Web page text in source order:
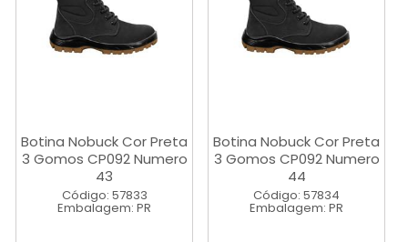
Botina Nobuck Cor Preta
3 Gomos CP092 Numero
43
Código: 57833
Embalagem: PR
Botina Nobuck Cor Preta
3 Gomos CP092 Numero
44
Código: 57834
Embalagem: PR